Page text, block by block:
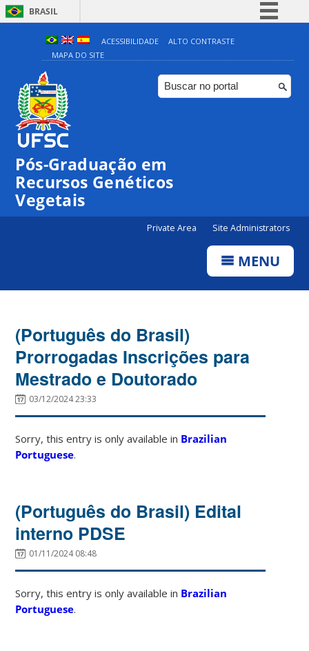
BRASIL
Simplifique!
Comunica BR
Participe
ACESSIBILIDADE
ALTO CONTRASTE
MAPA DO SITE
Pós-Graduação em
Recursos Genéticos
Vegetais
Private Area Site Administrators
MENU
(Português do Brasil)
Prorrogadas Inscrições para
Mestrado e Doutorado
03/12/2024 23:33
Sorry, this entry is only available in Brazilian
Portuguese.
(Português do Brasil) Edital
interno PDSE
01/11/2024 08:48
Sorry, this entry is only available in Brazilian
Portuguese.